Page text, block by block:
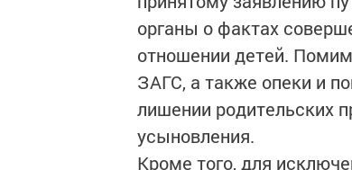
органы о фактах
отношении детей.
ЗАГС, а также опеки и
лишении родительских
усыновления.
Кроме того, для